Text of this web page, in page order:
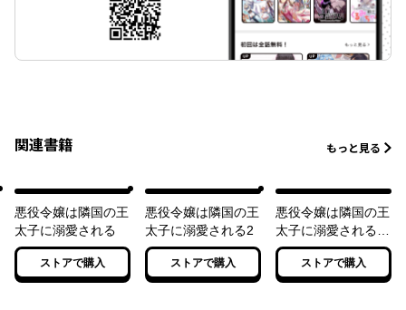
関連書籍 もっと見る
悪役令嬢は隣国の王
太子に溺愛される
ストアで購入
悪役令嬢は隣国の王
太子に溺愛される2
ストアで購入
悪役令嬢は隣国の王
太子に溺愛される
3【電子特典付き】
ストアで購入